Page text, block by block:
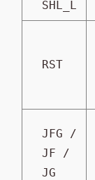
SHL_L
RST
JFG /
JF /
JG